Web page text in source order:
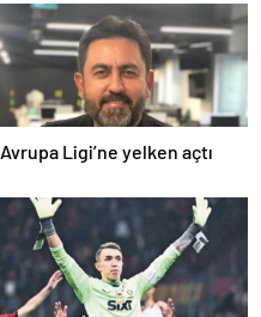
Avrupa Ligi’ne yelken açtı